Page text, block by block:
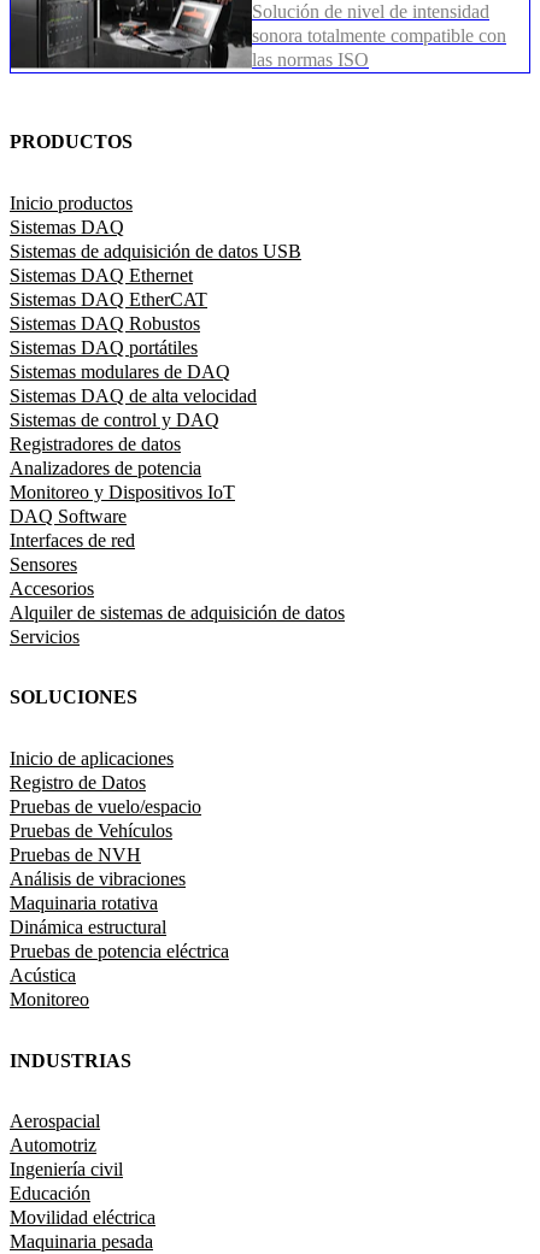
Solución de nivel de intensidad
sonora totalmente compatible con
las normas ISO
PRODUCTOS
Inicio productos
Sistemas DAQ
Sistemas de adquisición de datos USB
Sistemas DAQ Ethernet
Sistemas DAQ EtherCAT
Sistemas DAQ Robustos
Sistemas DAQ portátiles
Sistemas modulares de DAQ
Sistemas DAQ de alta velocidad
Sistemas de control y DAQ
Registradores de datos
Analizadores de potencia
Monitoreo y Dispositivos IoT
DAQ Software
Interfaces de red
Sensores
Accesorios
Alquiler de sistemas de adquisición de datos
Servicios
SOLUCIONES
Inicio de aplicaciones
Registro de Datos
Pruebas de vuelo/espacio
Pruebas de Vehículos
Pruebas de NVH
Análisis de vibraciones
Maquinaria rotativa
Dinámica estructural
Pruebas de potencia eléctrica
Acústica
Monitoreo
INDUSTRIAS
Aerospacial
Automotriz
Ingeniería civil
Educación
Movilidad eléctrica
Maquinaria pesada